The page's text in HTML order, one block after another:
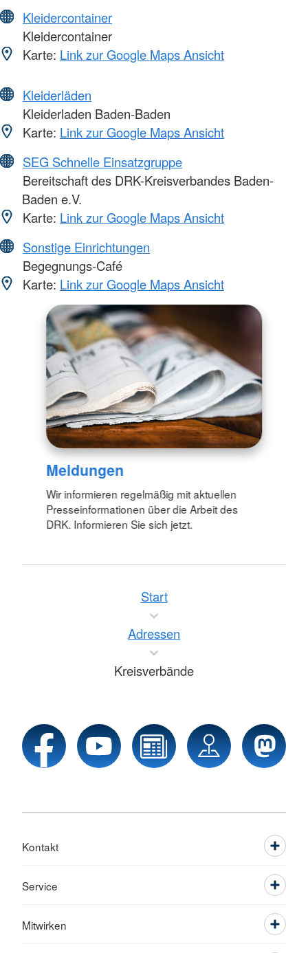
Kleidercontainer
Kleidercontainer
Karte: Link zur Google Maps Ansicht
Kleiderläden
Kleiderladen Baden-Baden
Karte: Link zur Google Maps Ansicht
SEG Schnelle Einsatzgruppe
Bereitschaft des DRK-Kreisverbandes Baden-
Baden e.V.
Karte: Link zur Google Maps Ansicht
Sonstige Einrichtungen
Begegnungs-Café
Karte: Link zur Google Maps Ansicht
Meldungen
Wir informieren regelmäßig mit aktuellen
Presseinformationen über die Arbeit des
DRK. Informieren Sie sich jetzt.
Start
Adressen
Kreisverbände
Kontakt
Service
Mitwirken